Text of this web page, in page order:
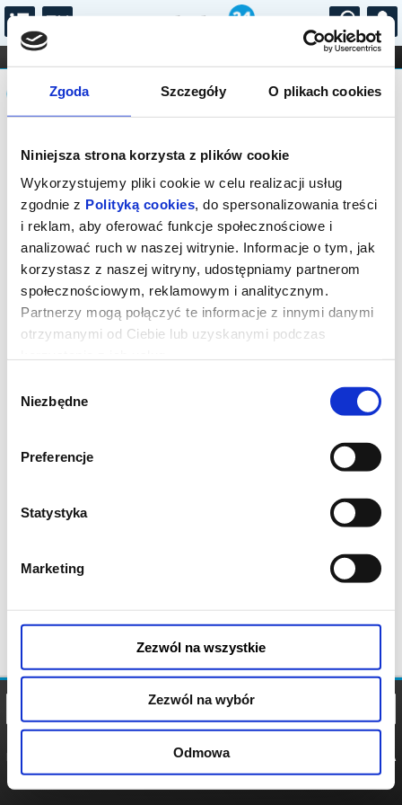
Zgoda Szczegóły O plikach cookies
Niniejsza strona korzysta z plików cookie
Wykorzystujemy pliki cookie w celu realizacji usług
zgodnie z Polityką cookies, do spersonalizowania treści
i reklam, aby oferować funkcje społecznościowe i
analizować ruch w naszej witrynie. Informacje o tym, jak
korzystasz z naszej witryny, udostępniamy partnerom
społecznościowym, reklamowym i analitycznym.
Partnerzy mogą połączyć te informacje z innymi danymi
otrzymanymi od Ciebie lub uzyskanymi podczas
zgody
Niezbędne
Preferencje
Statystyka
Marketing
Zezwól na wszystkie
Zezwól na wybór
Odmowa
...
FILHARMONIA OPERA I BALET
STAND-UP
DLA DZIECI
Komunikat
Sprzedaż on-line została zakończona,
sprawdź dostępność biletów w kasie.
POLITYKA
POLITYKA